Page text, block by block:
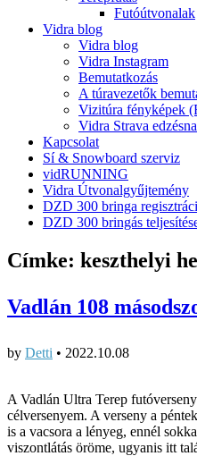
Futóútvonalak
Vidra blog
Vidra blog
Vidra Instagram
Bemutatkozás
A túravezetők
Vizitúra fényképek
Vidra Strava
Kapcsolat
Sí & Snowboard szerviz
vidRUNNING
Vidra Útvonalgyűjtemény
DZD 300 bringa
DZD 300 bringás
Címke: keszthelyi
Vadlán 108
by Detti • 2022.10.08
A Vadlán Ultra Terep
célversenyem. A verseny a
is a vacsora a lényeg, ennél
viszontlátás öröme, ugyanis itt